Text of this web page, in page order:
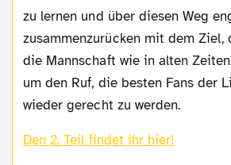
zu lernen und über diesen Weg
zusammenzurücken mit dem Ziel,
die Mannschaft wie in alten
um den Ruf, die besten Fans der
wieder gerecht zu werden.
Den 2. Teil findet ihr hier!